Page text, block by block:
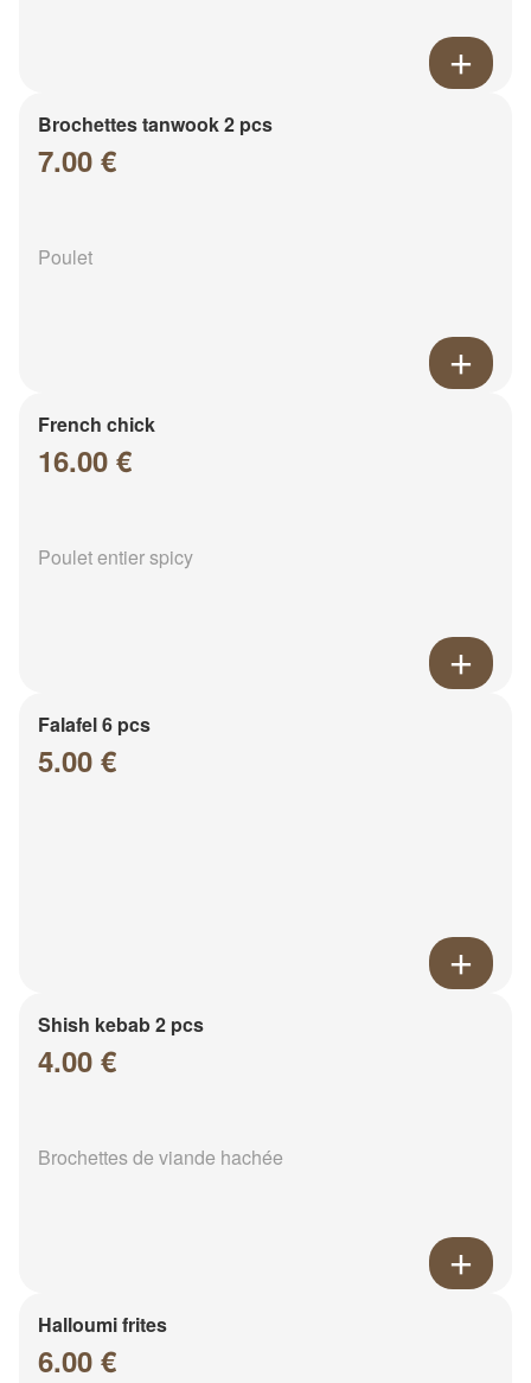
Brochettes tanwook 2 pcs
7.00 €
Poulet
French chick
16.00 €
Poulet entier spicy
Falafel 6 pcs
5.00 €
Shish kebab 2 pcs
4.00 €
Brochettes de viande hachée
Halloumi frites
6.00 €